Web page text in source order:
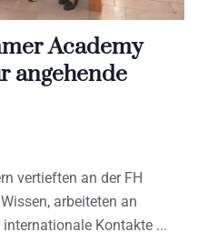
Academy
angehende
vertieften an der FH
arbeiteten an
Kontakte